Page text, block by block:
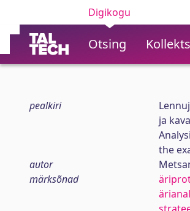
Digikogu
Otsing
pealkiri
ja
the
autor
märksõnad